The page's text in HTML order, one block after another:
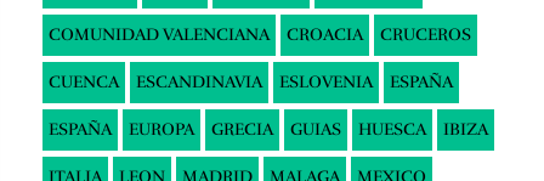
COMUNIDAD VALENCIANA CROACIA CRUCEROS
CUENCA ESCANDINAVIA ESLOVENIA ESPAÑA
ESPAÑA EUROPA GRECIA GUIAS HUESCA IBIZA
ITALIA LEON MADRID MALAGA MEXICO